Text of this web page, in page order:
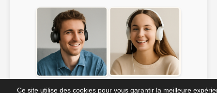
Ce site utilise des cookies pour vous garantir la meilleure